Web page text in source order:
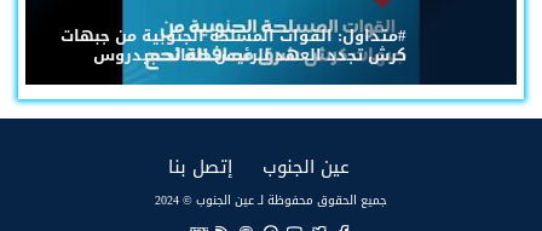
#متداول: القوات المسلحة الجنوبية من جبهات
كرش تجدد العهد للرئيس القائد عيدروس
عين الجنوب إتصل بنا
جميع الحقوق محفوظة لـ عين الجنوب © 2024